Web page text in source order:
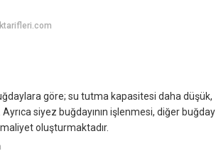
göre; su tutma kapasitesi daha düşük,
siyez buğdayının işlenmesi, diğer buğday
oluşturmaktadır.